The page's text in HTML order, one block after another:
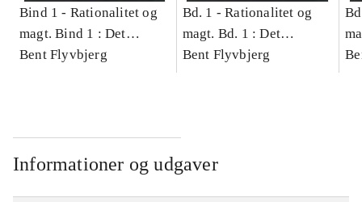
Bind 1 - Rationalitet og
magt. Bind 1 : Det
konkretes videnskab
Bent Flyvbjerg
Bd. 1 -Rationalitet og
magt. Bd. 1 : Det
konkretes videnskab
Bent Flyvbjerg
Informationer og udgaver